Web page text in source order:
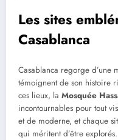
Les sites
Casablanca
Casablanca regorge d’une
témoignent de son histoire
ces lieux, la Mosquée
incontournables pour tout
et de moderne, et chaque
qui méritent d’être explorés.